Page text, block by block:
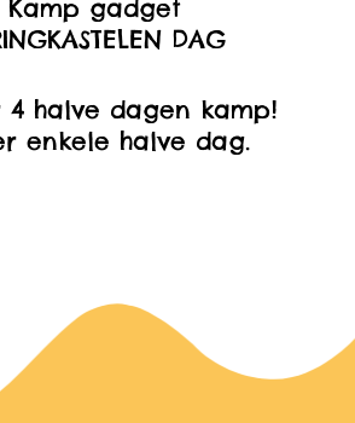
Kamp gadget
DAG
4 halve dagen kamp!
enkele halve dag.